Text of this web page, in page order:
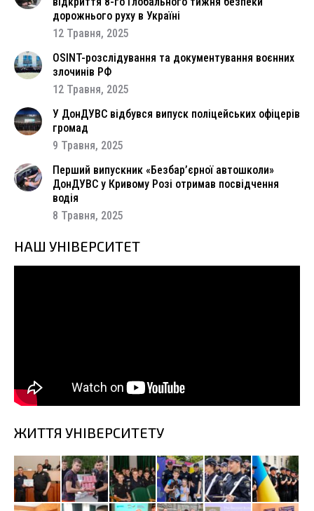
дорожнього руху в Україні
12 Травня, 2025
OSINT-розслідування та документування воєнних
злочинів РФ
12 Травня, 2025
У ДонДУВС відбувся випуск поліцейських офіцерів
громад
9 Травня, 2025
Перший випускник «Безбар’єрної автошколи»
ДонДУВС у Кривому Розі отримав посвідчення
водія
8 Травня, 2025
НАШ УНІВЕРСИТЕТ
ЖИТТЯ УНІВЕРСИТЕТУ